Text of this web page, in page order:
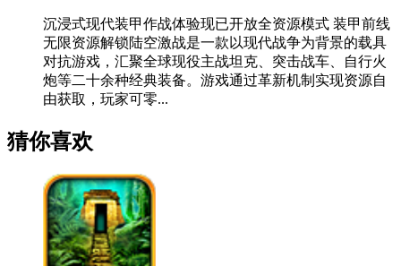
沉浸式现代装甲作战体验现已开放全资源模式 装甲前线
无限资源解锁陆空激战是一款以现代战争为背景的载具
对抗游戏，汇聚全球现役主战坦克、突击战车、自行火
炮等二十余种经典装备。游戏通过革新机制实现资源自
由获取，玩家可零...
猜你喜欢